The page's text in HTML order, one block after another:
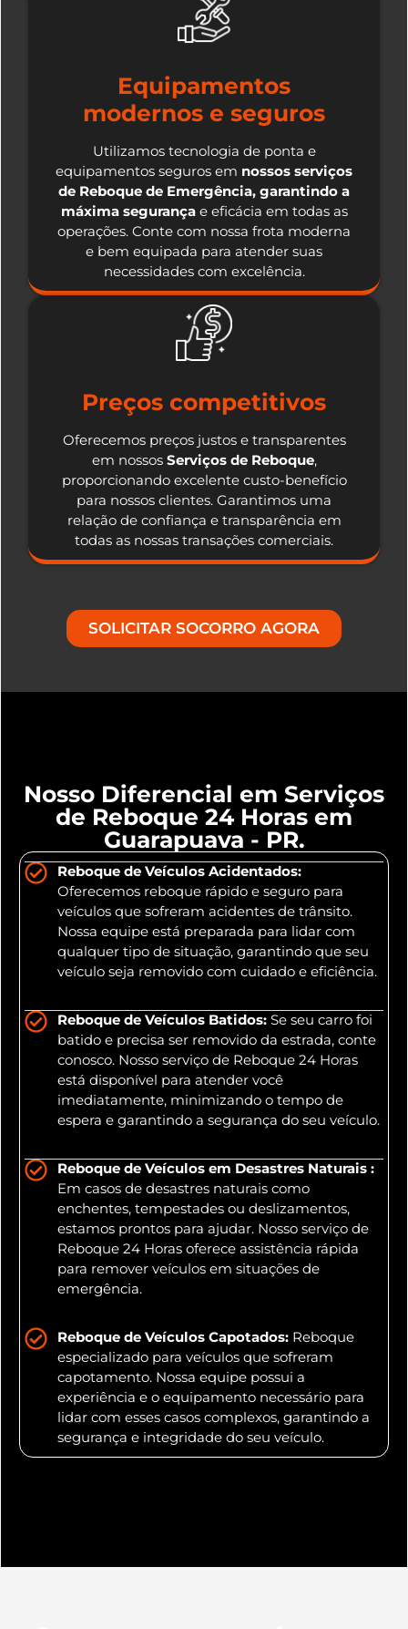
Equipamentos
modernos e seguros
Utilizamos tecnologia de ponta e
equipamentos seguros em nossos serviços
de Reboque de Emergência, garantindo a
máxima segurançae eficácia em todas as
operações. Conte com nossa frota moderna
e bem equipada para atender suas
necessidades com excelência.
Preços competitivos
Oferecemos preços justos e transparentes
em nossos Serviços de Reboque,
proporcionando excelente custo-benefício
para nossos clientes. Garantimos uma
relação de confiança e transparência em
todas as nossas transações comerciais.
SOLICITAR SOCORRO AGORA
Nosso Diferencial em Serviços
de Reboque 24 Horas em
Guarapuava - PR.
Reboque de Veículos Acidentados:
Oferecemos reboque rápido e seguro para
veículos que sofreram acidentes de trânsito.
Nossa equipe está preparada para lidar com
qualquer tipo de situação, garantindo que seu
veículo seja removido com cuidado e eficiência.
Reboque de Veículos Batidos: Se seu carro foi
batido e precisa ser removido da estrada, conte
conosco. Nosso serviço de Reboque 24 Horas
está disponível para atender você
imediatamente, minimizando o tempo de
espera e garantindo a segurança do seu veículo.
Reboque de Veículos em Desastres Naturais :
Em casos de desastres naturais como
enchentes, tempestades ou deslizamentos,
estamos prontos para ajudar. Nosso serviço de
Reboque 24 Horas oferece assistência rápida
para remover veículos em situações de
emergência.
Reboque de Veículos Capotados: Reboque
especializado para veículos que sofreram
capotamento. Nossa equipe possui a
experiência e o equipamento necessário para
lidar com esses casos complexos, garantindo a
segurança e integridade do seu veículo.